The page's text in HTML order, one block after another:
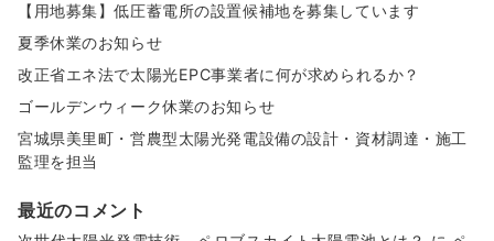
【用地募集】低圧蓄電所の設置候補地を募集しています
夏季休業のお知らせ
改正省エネ法で太陽光EPC事業者に何が求められるか？
ゴールデンウィーク休業のお知らせ
宮城県美里町・営農型太陽光発電設備の設計・資材調達・施工
監理を担当
最近のコメント